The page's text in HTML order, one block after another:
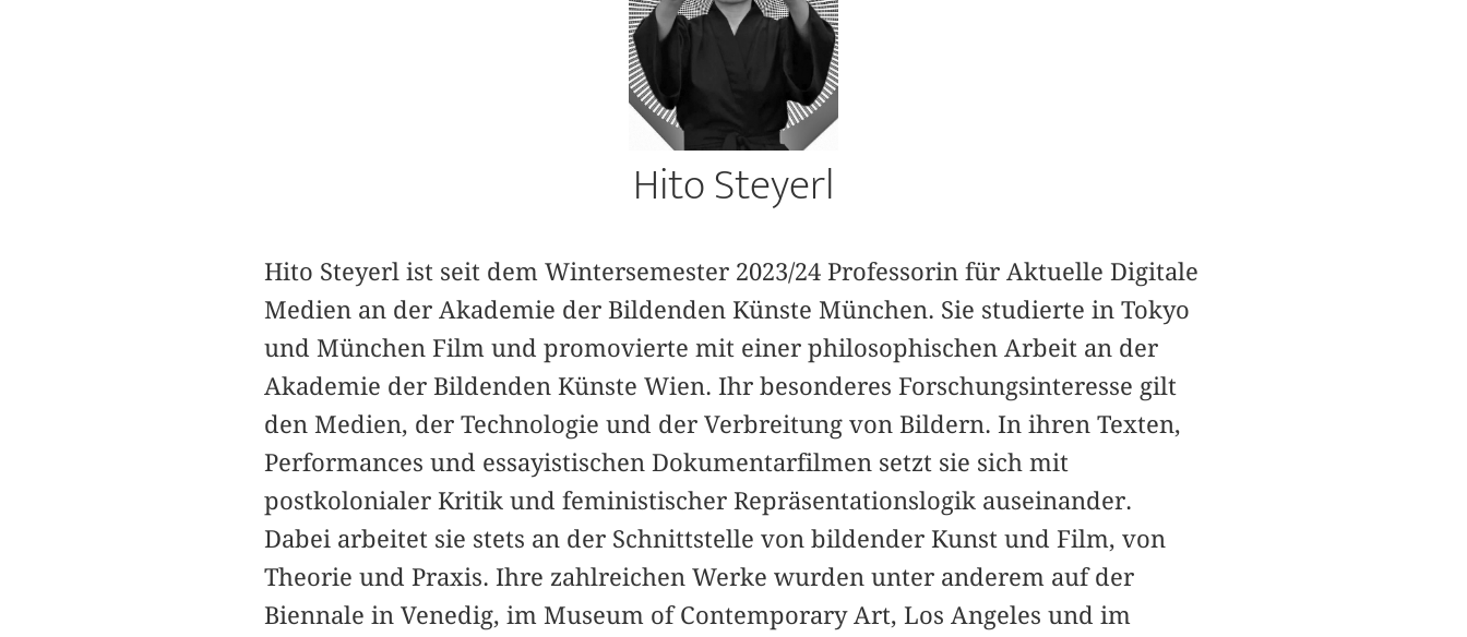
Hito Steyerl
Hito Steyerl ist seit dem Wintersemester 2023/24 Professorin für Aktuelle Digitale
Medien an der Akademie der Bildenden Künste München. Sie studierte in Tokyo
und München Film und promovierte mit einer philosophischen Arbeit an der
Akademie der Bildenden Künste Wien. Ihr besonderes Forschungsinteresse gilt
den Medien, der Technologie und der Verbreitung von Bildern. In ihren Texten,
Performances und essayistischen Dokumentarfilmen setzt sie sich mit
postkolonialer Kritik und feministischer Repräsentationslogik auseinander.
Dabei arbeitet sie stets an der Schnittstelle von bildender Kunst und Film, von
Theorie und Praxis. Ihre zahlreichen Werke wurden unter anderem auf der
Biennale in Venedig, im Museum of Contemporary Art, Los Angeles und im